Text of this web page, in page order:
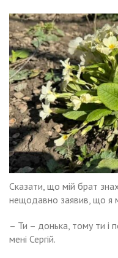
Сказати, що мій брат
нещодавно заявив, що я
– Ти – донька, тому ти і
мені Сергій.